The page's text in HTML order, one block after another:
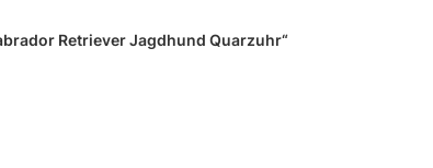
Retriever Jagdhund Quarzuhr“